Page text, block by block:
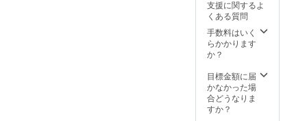
メール
にて添
付いた
しま
す。 ※
券は、
当日お
渡しと
なりま
支援に関するよ
くある質問
手数料はいく
らかかります
か？
目標金額に届
かなかった場
合どうなりま
すか？